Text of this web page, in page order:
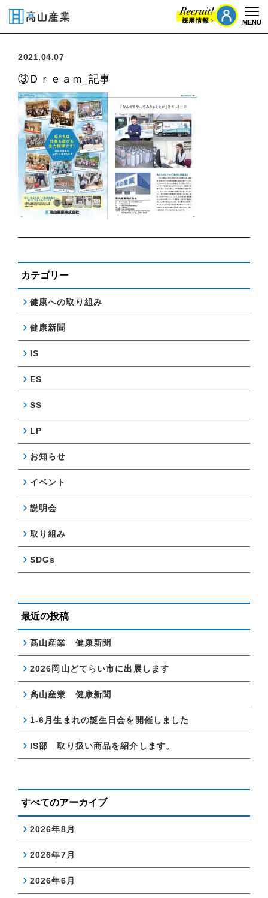
MENU
2021.04.07
③Ｄｒｅａｍ_記事
カテゴリー
健康への取り組み
健康新聞
IS
ES
SS
LP
お知らせ
イベント
説明会
取り組み
SDGs
最近の投稿
髙山産業 健康新聞
2026岡山どてらい市に出展します
髙山産業 健康新聞
1-6月生まれの誕生日会を開催しました
IS部 取り扱い商品を紹介します。
すべてのアーカイブ
2026年8月
2026年7月
2026年6月